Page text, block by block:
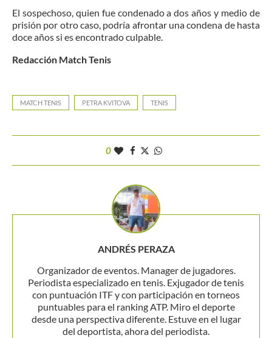
El sospechoso, quien fue condenado a dos años y medio de
prisión por otro caso, podría afrontar una condena de hasta
doce años si es encontrado culpable.
Redacción Match Tenis
MATCH TENIS PETRA KVITOVA TENIS
0
ANDRÉS PERAZA
Organizador de eventos. Manager de jugadores.
Periodista especializado en tenis. Exjugador de tenis
con puntuación ITF y con participación en torneos
puntuables para el ranking ATP. Miro el deporte
desde una perspectiva diferente. Estuve en el lugar
del deportista, ahora del periodista.